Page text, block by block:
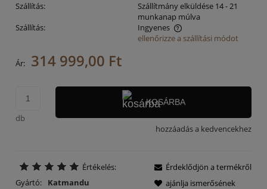
Szállítás:
Szállítmány elküldése 14 - 21
munkanap múlva
Szállítás:
Ingyenes
Az ár nem tartalmazza az esetleges fizetési költségeket
ellenőrizze a szállítási módot
Ár: 314 999,00 Ft
db
KOSÁRBA
hozzáadás a kedvencekhez
Értékelés:
Gyártó:
Katmandu
Érdeklődjön a termékről
ajánlja ismerősének